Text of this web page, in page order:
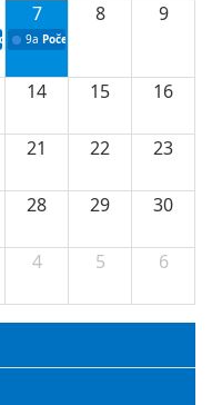
o stipendijama za
razvoju vodne infrastrukture u
7
9a Početak izgradnje nove
8 9
14 15 16
21 22 23
28 29 30
4 5 6